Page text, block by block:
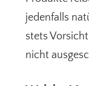
jedenfalls
stets
nicht